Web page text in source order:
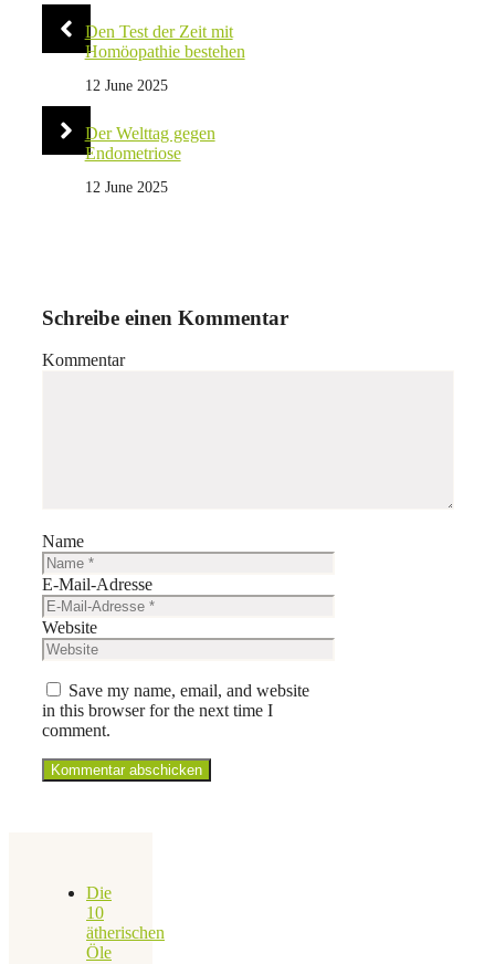
Den Test der Zeit mit
Homöopathie bestehen
12 June 2025
Der Welttag gegen
Endometriose
12 June 2025
Schreibe einen Kommentar
Kommentar
Name
E-Mail-Adresse
Website
Save my name, email, and website
in this browser for the next time I
comment.
Die
10
ätherischen
Öle